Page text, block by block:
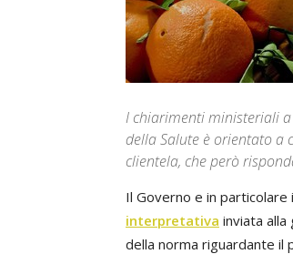
I chiarimenti ministeriali
della Salute è orientato a
clientela, che però
Il Governo e in particolare
interpretativa inviata
della norma riguardante il